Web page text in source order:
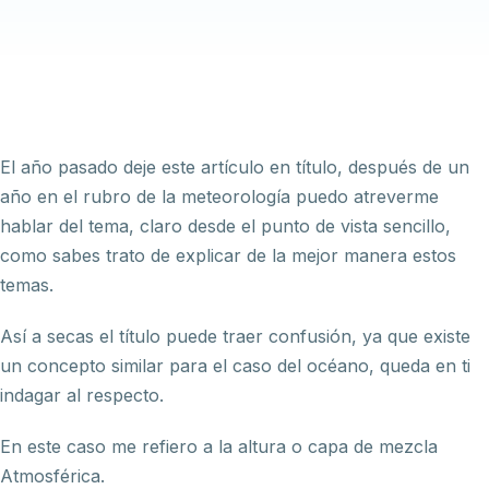
El año pasado deje este artículo en título, después de un
año en el rubro de la meteorología puedo atreverme
hablar del tema, claro desde el punto de vista sencillo,
como sabes trato de explicar de la mejor manera estos
temas.
Así a secas el título puede traer confusión, ya que existe
un concepto similar para el caso del océano, queda en ti
indagar al respecto.
En este caso me refiero a la altura o capa de mezcla
Atmosférica.